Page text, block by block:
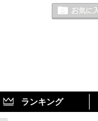
ランキング